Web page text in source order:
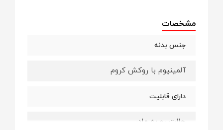
مشخصات
جنس بدنه
آلمینیوم با روکش کروم
دارای قابلیت
حالت رو به مادر